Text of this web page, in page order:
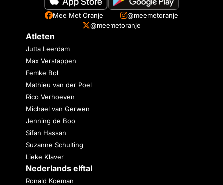
Mee Met Oranje
@meemetoranje
@meemetoranje
Atleten
Jutta Leerdam
Max Verstappen
Femke Bol
Mathieu van der Poel
Rico Verhoeven
Michael van Gerwen
Jenning de Boo
Sifan Hassan
Suzanne Schulting
Lieke Klaver
Nederlands elftal
Ronald Koeman